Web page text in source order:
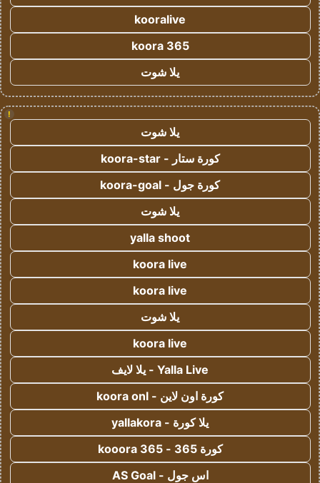
kooralive
koora 365
يلا شوت
!
يلا شوت
كورة ستار - koora-star
كورة جول - koora-goal
يلا شوت
yalla shoot
koora live
koora live
يلا شوت
koora live
Yalla Live - يلا لايف
كورة اون لاين - koora onl
يلا كورة - yallakora
كورة 365 - kooora 365
اس جول - AS Goal